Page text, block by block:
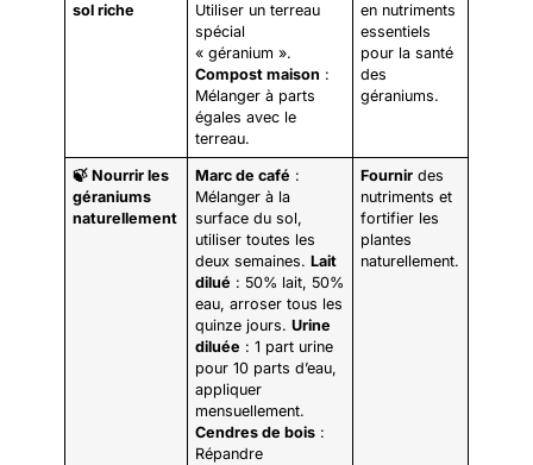
sol riche
Utiliser un terreau
spécial
« géranium ».
Compost maison :
Mélanger à parts
égales avec le
terreau.
en nutriments
essentiels
pour la santé
des
géraniums.
🍃 Nourrir les
géraniums
naturellement
Marc de café :
Mélanger à la
surface du sol,
utiliser toutes les
deux semaines.Lait
dilué : 50% lait, 50%
eau, arroser tous les
quinze jours.Urine
diluée : 1 part urine
pour 10 parts d’eau,
appliquer
mensuellement.
Cendres de bois :
Répandre
Fournir des
nutriments et
fortifier les
plantes
naturellement.